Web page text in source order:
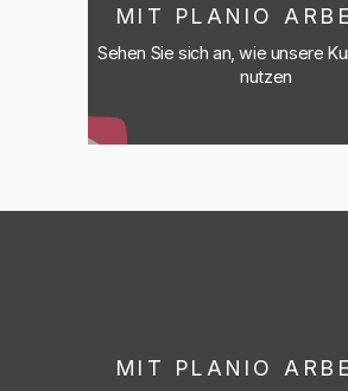
MIT PLANIO
Sehen Sie sich an, wie unsere
nutzen
MIT PLANIO